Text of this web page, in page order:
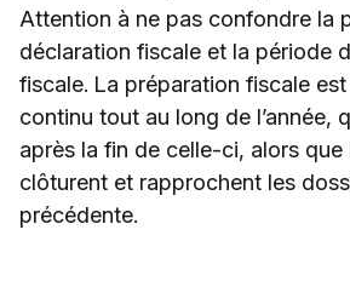
Attention à ne pas confondre la
déclaration fiscale et la période
fiscale. La préparation fiscale
continu tout au long de l’année,
après la fin de celle-ci, alors que
clôturent et rapprochent les
précédente.